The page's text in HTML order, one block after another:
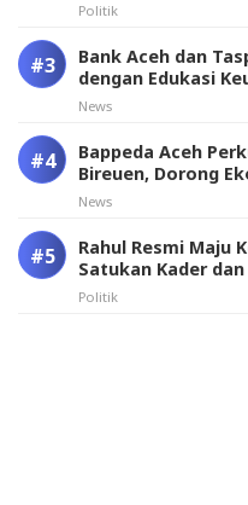
Politik
Bank Aceh dan
dengan Edukasi
News
Bappeda Aceh
Bireuen, Dorong
News
Rahul Resmi Maju
Satukan Kader
Politik